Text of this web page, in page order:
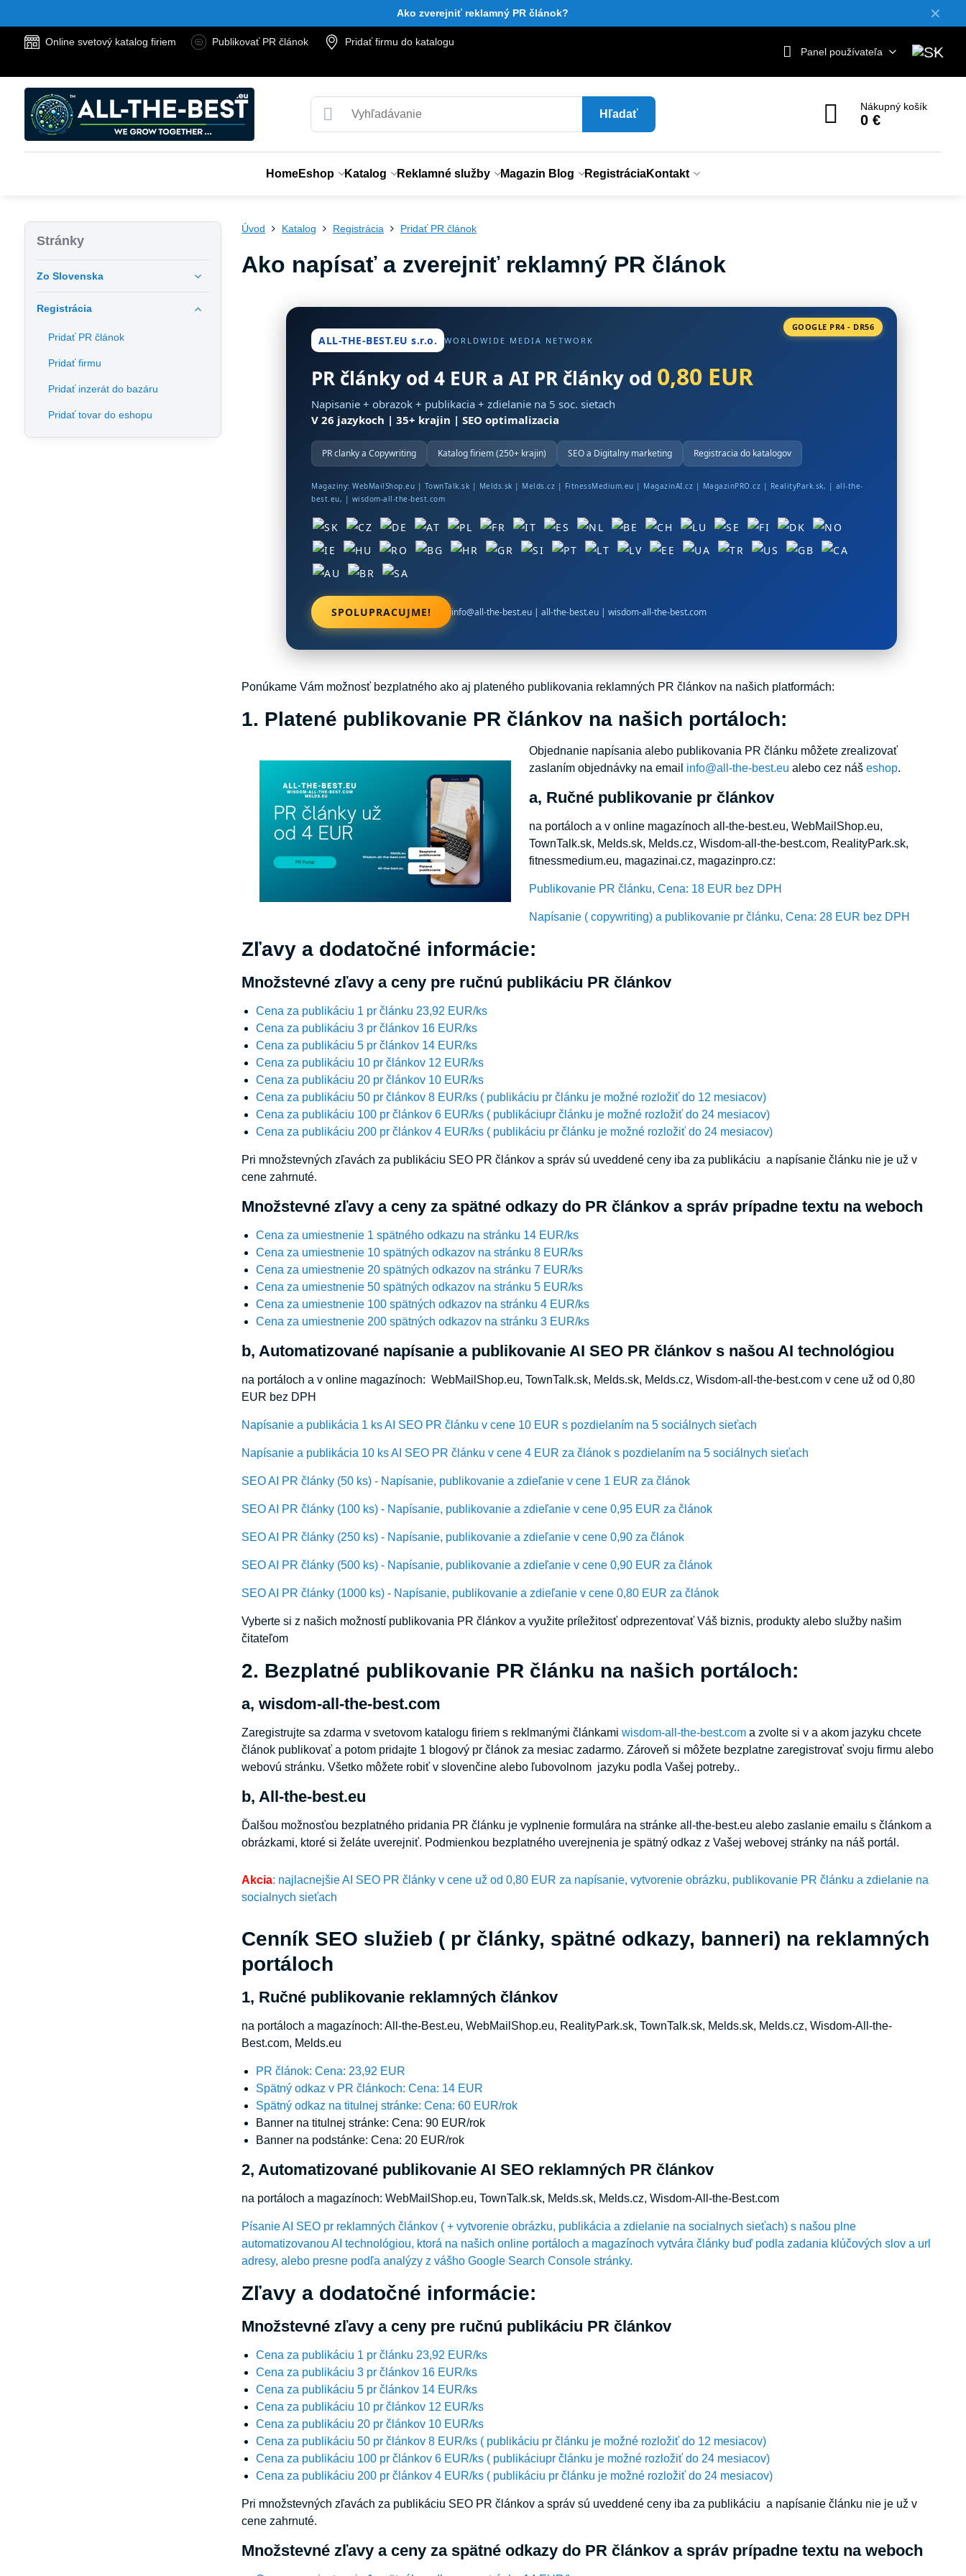
✕
Ako zverejniť reklamný PR článok?
Online svetový katalog firiem Publikovať PR článok
Pridať firmu do katalogu
Panel používateľa
Hľadať
Nákupný košík
0 €
HomeEshop Katalog Reklamné služby Magazin Blog RegistráciaKontakt
Úvod Katalog Registrácia Pridať PR článok
Ako napísať a zverejniť reklamný PR článok
GOOGLE PR4 - DR56
ALL-THE-BEST.EU s.r.o. WORLDWIDE MEDIA NETWORK
PR články od 4 EUR a AI PR články od 0,80 EUR
Napisanie + obrazok + publikacia + zdielanie na 5 soc. sietach
V 26 jazykoch | 35+ krajin | SEO optimalizacia
PR clanky a Copywriting Katalog firiem (250+ krajin) SEO a Digitalny marketing Registracia do katalogov
Magaziny:WebMailShop.eu | TownTalk.sk | Melds.sk | Melds.cz | FitnessMedium.eu | MagazinAI.cz | MagazinPRO.cz | RealityPark.sk, | all-the-
best.eu, | wisdom-all-the-best.com
SPOLUPRACUJME! info@all-the-best.eu |all-the-best.eu |wisdom-all-the-best.com
Ponúkame Vám možnosť bezplatného ako aj plateného publikovania reklamných PR článkov na našich platformách:
1. Platené publikovanie PR článkov na našich portáloch:
Objednanie napísania alebo publikovania PR článku môžete zrealizovať
zaslaním objednávky na email info@all-the-best.eu alebo cez nášeshop.
a, Ručné publikovanie pr článkov
na portáloch a v online magazínoch all-the-best.eu, WebMailShop.eu,
TownTalk.sk, Melds.sk, Melds.cz, Wisdom-all-the-best.com, RealityPark.sk,
fitnessmedium.eu, magazinai.cz, magazinpro.cz:
Publikovanie PR článku, Cena: 18 EUR bez DPH
Napísanie ( copywriting) a publikovanie pr článku, Cena: 28 EUR bez DPH
Zľavy a dodatočné informácie:
Množstevné zľavy a ceny pre ručnú publikáciu PR článkov
Cena za publikáciu 1 pr článku 23,92 EUR/ks
Cena za publikáciu 3 pr článkov 16 EUR/ks
Cena za publikáciu 5 pr článkov 14 EUR/ks
Cena za publikáciu 10 pr článkov 12 EUR/ks
Cena za publikáciu 20 pr článkov 10 EUR/ks
Cena za publikáciu 50 pr článkov 8 EUR/ks ( publikáciu pr článku je možné rozložiť do 12 mesiacov)
Cena za publikáciu 100 pr článkov 6 EUR/ks ( publikáciupr článku je možné rozložiť do 24 mesiacov)
Cena za publikáciu 200 pr článkov 4 EUR/ks ( publikáciu pr článku je možné rozložiť do 24 mesiacov)
Pri množstevných zľavách za publikáciu SEO PR článkov a správ sú uveddené ceny iba za publikáciu a napísanie článku nie je už v
cene zahrnuté.
Množstevné zľavy a ceny za spätné odkazy do PR článkov a správ prípadne textu na weboch
Cena za umiestnenie 1 spätného odkazu na stránku 14 EUR/ks
Cena za umiestnenie 10 spätných odkazov na stránku 8 EUR/ks
Cena za umiestnenie 20 spätných odkazov na stránku 7 EUR/ks
Cena za umiestnenie 50 spätných odkazov na stránku 5 EUR/ks
Cena za umiestnenie 100 spätných odkazov na stránku 4 EUR/ks
Cena za umiestnenie 200 spätných odkazov na stránku 3 EUR/ks
b, Automatizované napísanie a publikovanie AI SEO PR článkov s našou AI technológiou
na portáloch a v online magazínoch: WebMailShop.eu, TownTalk.sk, Melds.sk, Melds.cz, Wisdom-all-the-best.com v cene už od 0,80
EUR bez DPH
Napísanie a publikácia 1 ks AI SEO PR článku v cene 10 EUR s pozdielaním na 5 sociálnych sieťach
Napísanie a publikácia 10 ks AI SEO PR článku v cene 4 EUR za článok s pozdielaním na 5 sociálnych sieťach
SEO AI PR články (50 ks) - Napísanie, publikovanie a zdieľanie v cene 1 EUR za článok
SEO AI PR články (100 ks) - Napísanie, publikovanie a zdieľanie v cene 0,95 EUR za článok
SEO AI PR články (250 ks) - Napísanie, publikovanie a zdieľanie v cene 0,90 za článok
SEO AI PR články (500 ks) - Napísanie, publikovanie a zdieľanie v cene 0,90 EUR za článok
SEO AI PR články (1000 ks) - Napísanie, publikovanie a zdieľanie v cene 0,80 EUR za článok
Vyberte si z našich možností publikovania PR článkov a využite príležitosť odprezentovať Váš biznis, produkty alebo služby našim
čitateľom
2. Bezplatné publikovanie PR článku na našich portáloch:
a, wisdom-all-the-best.com
Zaregistrujte sa zdarma v svetovom katalogu firiem s reklmanými článkamiwisdom-all-the-best.com a zvolte si v a akom jazyku chcete
článok publikovať a potom pridajte 1 blogový pr článok za mesiac zadarmo. Zároveň si môžete bezplatne zaregistrovať svoju firmu alebo
webovú stránku. Všetko môžete robiť v slovenčine alebo ľubovolnom jazyku podla Vašej potreby..
b, All-the-best.eu
Ďalšou možnosťou bezplatného pridania PR článku je vyplnenie formulára na stránke all-the-best.eu alebo zaslanie emailu s článkom a
obrázkami, ktoré si želáte uverejniť. Podmienkou bezplatného uverejnenia je spätný odkaz z Vašej webovej stránky na náš portál.
Akcia: najlacnejšie AI SEO PR články v cene už od 0,80 EUR za napísanie, vytvorenie obrázku, publikovanie PR článku a zdielanie na
socialnych sieťach
Cenník SEO služieb ( pr články, spätné odkazy, banneri) na reklamných
portáloch
1, Ručné publikovanie reklamných článkov
na portáloch a magazínoch: All-the-Best.eu, WebMailShop.eu, RealityPark.sk, TownTalk.sk, Melds.sk, Melds.cz, Wisdom-All-the-
Best.com, Melds.eu
PR článok: Cena: 23,92 EUR
Spätný odkaz v PR článkoch: Cena: 14 EUR
Spätný odkaz na titulnej stránke: Cena: 60 EUR/rok
Banner na titulnej stránke: Cena: 90 EUR/rok
Banner na podstánke: Cena: 20 EUR/rok
2, Automatizované publikovanie AI SEO reklamných PR článkov
na portáloch a magazínoch: WebMailShop.eu, TownTalk.sk, Melds.sk, Melds.cz, Wisdom-All-the-Best.com
Písanie AI SEO pr reklamných článkov ( + vytvorenie obrázku, publikácia a zdielanie na socialnych sieťach) s našou plne
automatizovanou AI technológiou, ktorá na našich online portáloch a magazínoch vytvára články buď podla zadania klúčových slov a url
adresy, alebo presne podľa analýzy z vášho Google Search Console stránky.
Zľavy a dodatočné informácie:
Množstevné zľavy a ceny pre ručnú publikáciu PR článkov
Cena za publikáciu 1 pr článku 23,92 EUR/ks
Cena za publikáciu 3 pr článkov 16 EUR/ks
Cena za publikáciu 5 pr článkov 14 EUR/ks
Cena za publikáciu 10 pr článkov 12 EUR/ks
Cena za publikáciu 20 pr článkov 10 EUR/ks
Cena za publikáciu 50 pr článkov 8 EUR/ks ( publikáciu pr článku je možné rozložiť do 12 mesiacov)
Cena za publikáciu 100 pr článkov 6 EUR/ks ( publikáciupr článku je možné rozložiť do 24 mesiacov)
Cena za publikáciu 200 pr článkov 4 EUR/ks ( publikáciu pr článku je možné rozložiť do 24 mesiacov)
Pri množstevných zľavách za publikáciu SEO PR článkov a správ sú uveddené ceny iba za publikáciu a napísanie článku nie je už v
cene zahrnuté.
Množstevné zľavy a ceny za spätné odkazy do PR článkov a správ prípadne textu na weboch
Stránky
Zo Slovenska
Registrácia
Pridať PR článok
Pridať firmu
Pridať inzerát do bazáru
Pridať tovar do eshopu